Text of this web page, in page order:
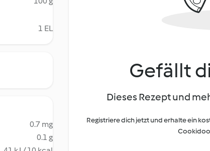
1 EL
0.7 mg
0.1 g
Gefällt
Dieses Rezept und
Registriere dich jetzt und erhalte ein